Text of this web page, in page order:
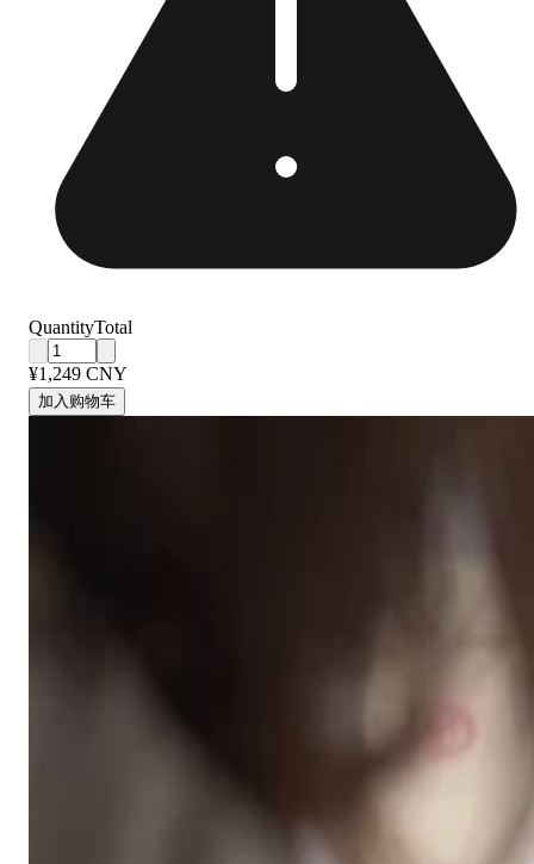
QuantityTotal
¥1,249 CNY
加入购物车